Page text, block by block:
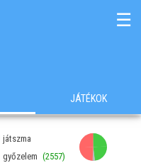
☰
JÁTÉKOK
játszma
győzelem (2557)